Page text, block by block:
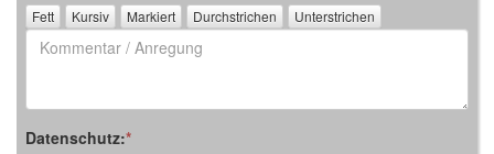
Kommentar
/
Anregung
Datenschutz:*